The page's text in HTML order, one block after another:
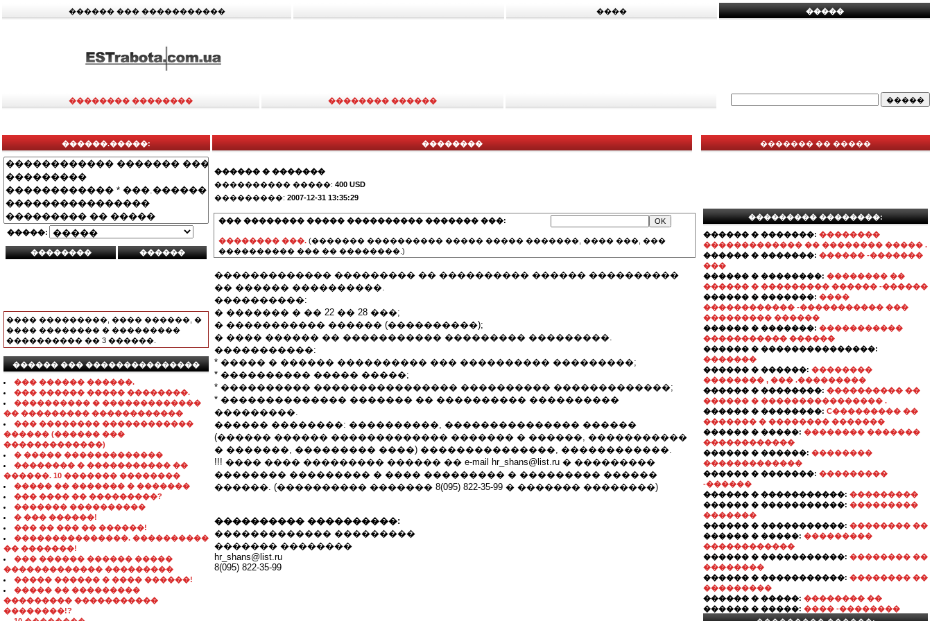
������ ��� ����������� ���� �����
�������� �������� �������� ������
������.�����:
�����:
���� ���������, ���� ������, �
���� �������� � ���������
���������� �� 3 ������.
������ ��� ���������������
��� ������ ������.
��� ������ ����� ��������.
���������� � �������������
�� ��������� ������������
��� �������� ������������
������ (������ ���
�������������)
� ����� �������������
�������� � ����������� ��
������. 10 ������� ��������
����� �� ������� � �������
��� ���� �� ���������?
������� ����������
� ��� ������!
��� �� ��� �� ������!
���������������. ����������
�� �������!
��� ������ ������ �����
������������� ���������
����� ������ � ���� ������!
����� �� ���������
��������� �����������
��������!?
��������
������ � �������
���������� �����: 400 USD
���������: 2007-12-31 13:35:29
��� �������� ����� ���������� ������� ���:
�������� ���. (������� ���������� ����� ����� �������, ���� ���, ���
���������� ��� �� ��������.)
������������� ��������� �� ���������� ������ ����������
�� ������ ����������.
����������:
� ������� � �� 22 �� 28 ���;
� ����������� ������ (����������);
� ���� ������ �� ����������� ��������� ���������.
�����������:
* ����� � ������ ���������� ��� ���������� ���������;
* ���������� ����� �����;
* ���������� ���������������� ���������� �������������;
* �������������� ������� �� ���������� ����������
���������.
������ ��������: ����������, ��������������� ������
(������ ������ ������������� ������� � ������, �����������
� �������, ��������� ����) ���������������, ������������.
!!! ���� ���� ��������� ������ �� e-mail hr_shans@list.ru � ���������
�������� ��������� � ���� ��������� � ��������� ������
������. (���������� ������� 8(095) 822-35-99 � ������� ��������)
���������� ����������:
������������� ���������
������� ��������
hr_shans@list.ru
8(095) 822-35-99
������� �� �����
��������� ��������:
������ � �������: ��������
������������� �� �������� ����� .
������ � �������: ������ -�������
���
������ � ��������: �������� ��
������ � ��������� ������ -������
������ � �������: ����
������������ -����������� ���
��������� ������
������ � �������: �����������
����������� ������
������ � ���������������:
�������
������ � ������: ��������
�������� , ��� .���������
������ � ��������: ���������� ��
������ � ���������������� .
������ � ��������: C��������� ��
������� � �������� �������
������ � �����: �������� �������
������������
������ � ������: ��������
�������������
������ � �������: ���������
-������
������ � �����������: ���������
������ � �����������: ���������
�������
������ � �����������: �������� ��
������ � �����: ���������
������������
������ � �����������: �������� ��
��������
������ � �����������: �������� ��
���������
������ � �����: �������� ��
������ � �����: ���� -��������